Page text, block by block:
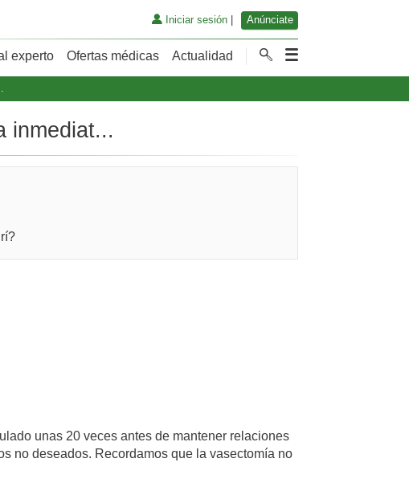
Iniciar sesión| Anúnciate
experto Ofertas médicas Actualidad
inmediat...
unas 20 veces antes de mantener relaciones
no deseados. Recordamos que la vasectomía no